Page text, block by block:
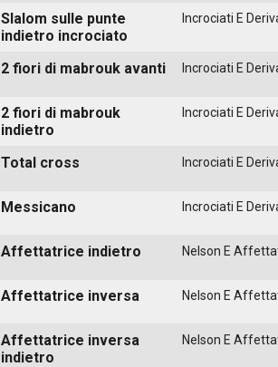
Slalom sulle punte
indietro incrociato
Incrociati E
2 fiori di mabrouk avanti Incrociati E
2 fiori di mabrouk
indietro
Incrociati E
Total cross Incrociati E
Messicano Incrociati E
Affettatrice indietro Nelson E
Affettatrice inversa Nelson E
Affettatrice inversa
indietro
Nelson E